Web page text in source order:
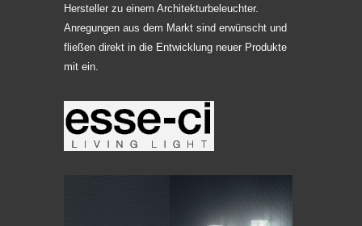
Hersteller zu einem Architekturbeleuchter.
Anregungen aus dem Markt sind erwünscht und
fließen direkt in die Entwicklung neuer Produkte
mit ein.